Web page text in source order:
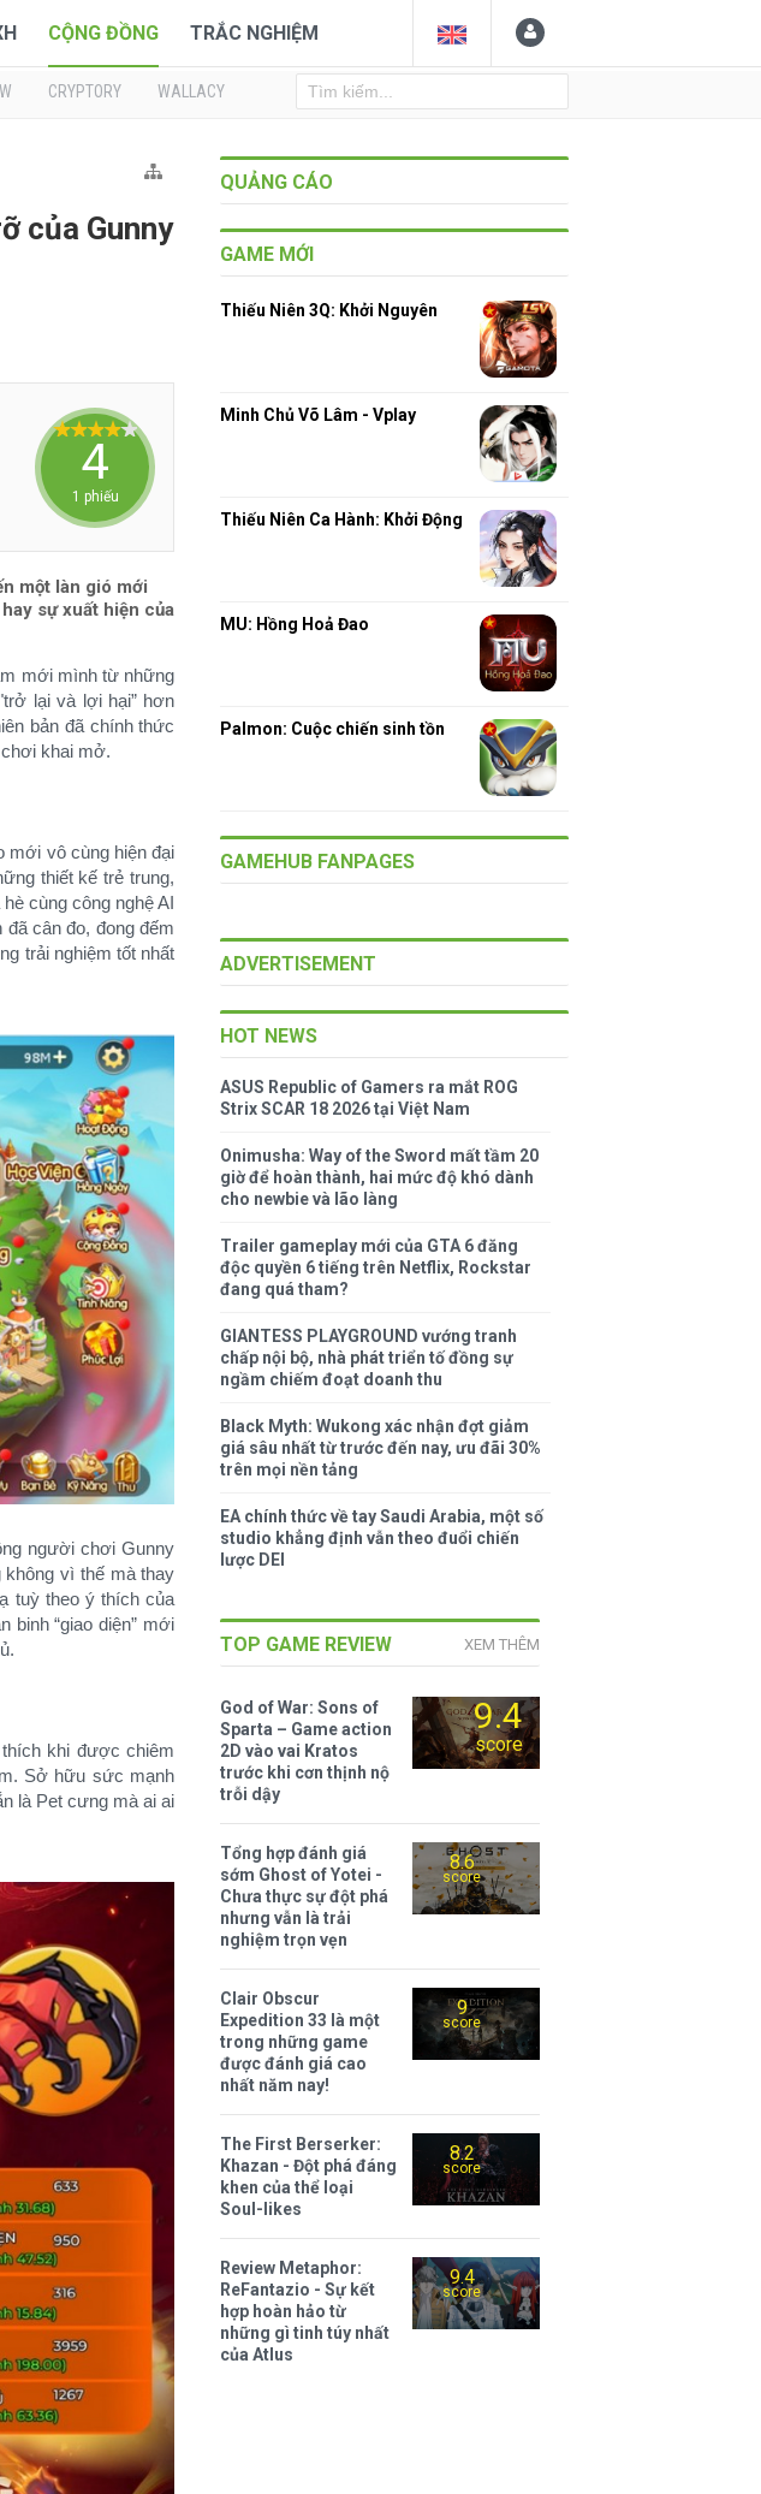
CỘNG ĐỒNG TRẮC NGHIỆM
CRYPTORY WALLACY
của Gunny
4
1 phiếu
một làn gió mới
sự xuất hiện của
mới mình từ những
lại và lợi hại” hơn
bản đã chính thức
khai mở.
mới vô cùng hiện đại
thiết kế trẻ trung,
cùng công nghệ AI
cân đo, đong đếm
trải nghiệm tốt nhất
người chơi Gunny
không vì thế mà thay
tuỳ theo ý thích của
binh “giao diện” mới
khi được chiêm
Sở hữu sức mạnh
là Pet cưng mà ai ai
QUẢNG CÁO
GAME MỚI
Thiếu Niên 3Q: Khởi Nguyên
Minh Chủ Võ Lâm - Vplay
Thiếu Niên Ca Hành: Khởi Động
MU: Hồng Hoả Đao
Palmon: Cuộc chiến sinh tồn
GAMEHUB FANPAGES
ADVERTISEMENT
HOT NEWS
ASUS Republic of Gamers ra mắt ROG
Strix SCAR 18 2026 tại Việt Nam
Onimusha: Way of the Sword mất tầm 20
giờ để hoàn thành, hai mức độ khó dành
cho newbie và lão làng
Trailer gameplay mới của GTA 6 đăng
độc quyền 6 tiếng trên Netflix, Rockstar
đang quá tham?
GIANTESS PLAYGROUND vướng tranh
chấp nội bộ, nhà phát triển tố đồng sự
ngầm chiếm đoạt doanh thu
Black Myth: Wukong xác nhận đợt giảm
giá sâu nhất từ trước đến nay, ưu đãi 30%
trên mọi nền tảng
EA chính thức về tay Saudi Arabia, một số
studio khẳng định vẫn theo đuổi chiến
lược DEI
TOP GAME REVIEW XEM THÊM
9.4
score
God of War: Sons of
Sparta – Game action
2D vào vai Kratos
trước khi cơn thịnh nộ
trỗi dậy
8.6
score
Tổng hợp đánh giá
sớm Ghost of Yotei -
Chưa thực sự đột phá
nhưng vẫn là trải
nghiệm trọn vẹn
9
score
Clair Obscur
Expedition 33 là một
trong những game
được đánh giá cao
nhất năm nay!
8.2
score
The First Berserker:
Khazan - Đột phá đáng
khen của thể loại
Soul-likes
9.4
score
Review Metaphor:
ReFantazio - Sự kết
hợp hoàn hảo từ
những gì tinh túy nhất
của Atlus